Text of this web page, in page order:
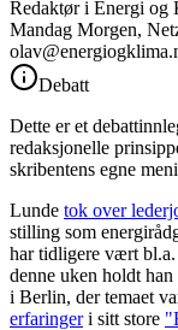
Redaktør i Energi og
Mandag Morgen,
Debatt
Dette er et
redaksjonelle
skribentens egne
Lunde tok over
stilling som
har tidligere vært
denne uken holdt
i Berlin, der temaet
erfaringeri sitt store